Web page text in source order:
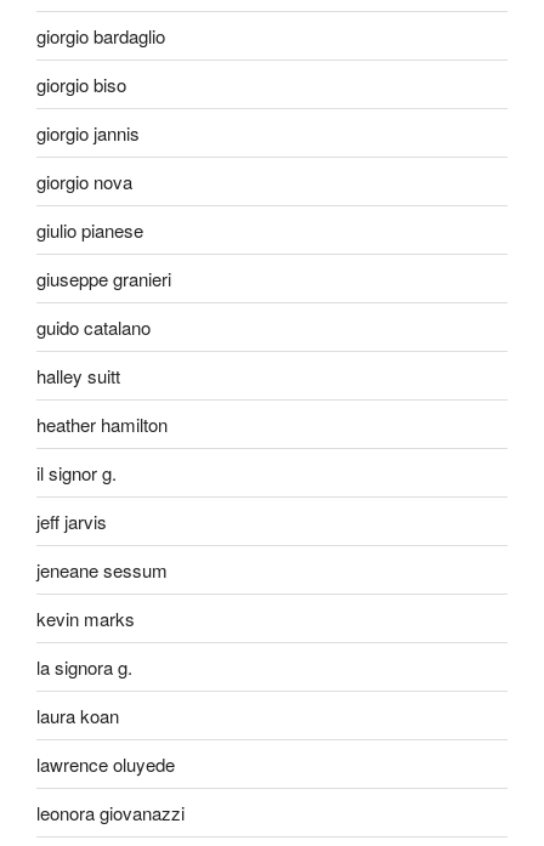
giorgio bardaglio
giorgio biso
giorgio jannis
giorgio nova
giulio pianese
giuseppe granieri
guido catalano
halley suitt
heather hamilton
il signor g.
jeff jarvis
jeneane sessum
kevin marks
la signora g.
laura koan
lawrence oluyede
leonora giovanazzi